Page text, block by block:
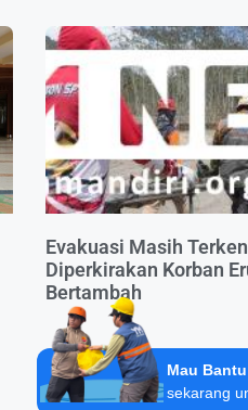
Evakuasi Masih
Diperkirakan Korban
Bertambah
Mau
sekarang